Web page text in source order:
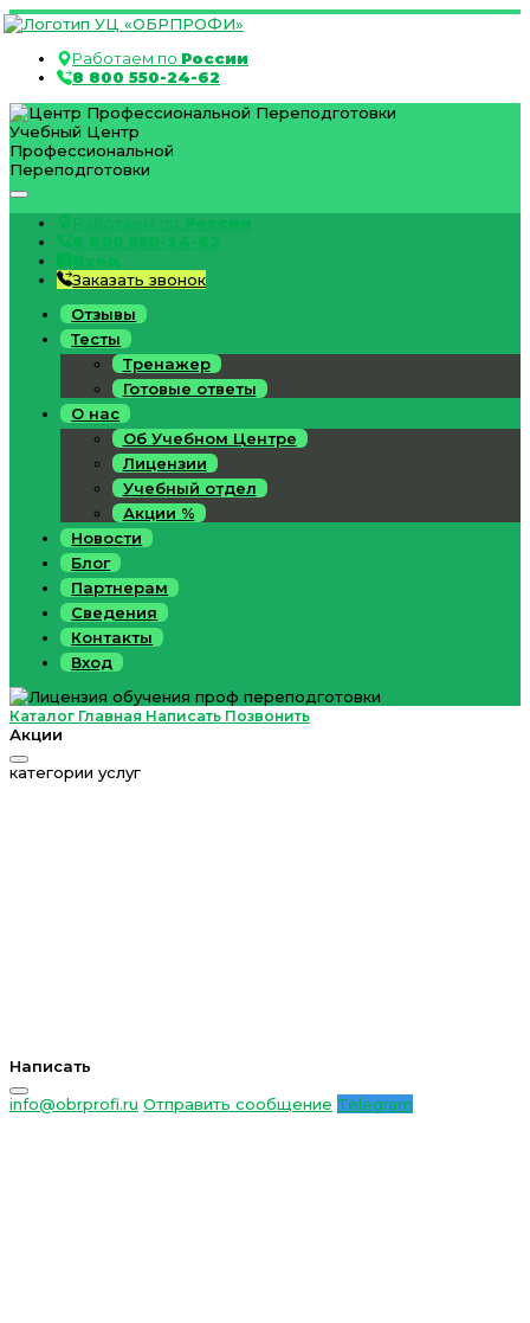
Работаем по России
8 800 550-24-62
Учебный Центр
Профессиональной
Переподготовки
Работаем по России
8 800 550-24-62
Вход
Заказать звонок
Отзывы
Тесты
Тренажер
Готовые ответы
О нас
Об Учебном Центре
Лицензии
Учебный отдел
Акции %
Новости
Блог
Партнерам
Сведения
Контакты
Вход
Каталог Главная Написать Позвонить
Акции
категории услуг
Написать
info@obrprofi.ru Отправить сообщение Telegram